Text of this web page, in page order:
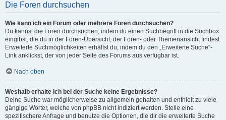
Die Foren durchsuchen
Wie kann ich ein Forum oder mehrere Foren durchsuchen?
Du kannst die Foren durchsuchen, indem du einen Suchbegriff in die Suchbox
eingibst, die du in der Foren-Übersicht, der Foren- oder Themenansicht findest.
Erweiterte Suchmöglichkeiten erhältst du, indem du den „Erweiterte Suche“-
Link anklickst, der von jeder Seite des Forums aus verfügbar ist.
Nach oben
Weshalb erhalte ich bei der Suche keine Ergebnisse?
Deine Suche war möglicherweise zu allgemein gehalten und enthielt zu viele
gängige Wörter, welche von phpBB nicht indiziert werden. Stelle eine
spezifischere Anfrage und benutze die Optionen, die dir die erweiterte Suche